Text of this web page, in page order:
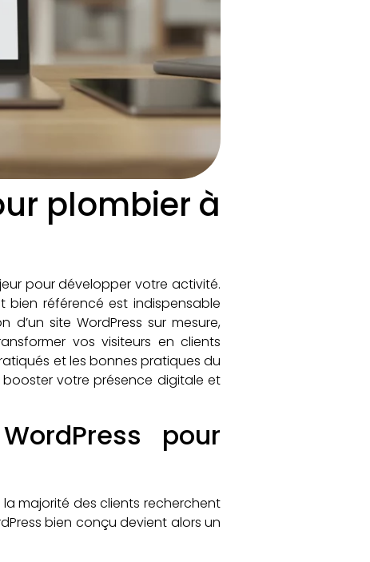
plombier à
pour développer votre activité.
bien référencé est indispensable
site WordPress sur mesure,
vos visiteurs en clients
et les bonnes pratiques du
votre présence digitale et
pour
majorité des clients recherchent
bien conçu devient alors un